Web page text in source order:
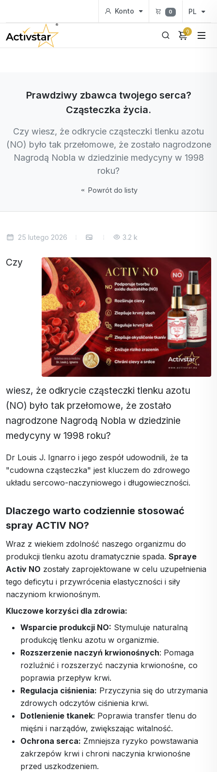
Konto 0 PL
0
Prawdziwy zbawca twojego serca?
Cząsteczka życia.
Czy wiesz, że odkrycie cząsteczki tlenku azotu
(NO) było tak przełomowe, że zostało nagrodzone
Nagrodą Nobla w dziedzinie medycyny w 1998
roku?
Powrót do listy
25 lutego 2026 3.2 k
Czy
wiesz, że odkrycie cząsteczki tlenku azotu
(NO) było tak przełomowe, że zostało
nagrodzone Nagrodą Nobla w dziedzinie
medycyny w 1998 roku?
Dr Louis J. Ignarro i jego zespół udowodnili, że ta
"cudowna cząsteczka" jest kluczem do zdrowego
układu sercowo-naczyniowego i długowieczności.
Dlaczego warto codziennie stosować
spray ACTIV NO?
Wraz z wiekiem zdolność naszego organizmu do
produkcji tlenku azotu dramatycznie spada. Spraye
Activ NO zostały zaprojektowane w celu uzupełnienia
tego deficytu i przywrócenia elastyczności i siły
naczyniom krwionośnym.
Kluczowe korzyści dla zdrowia:
Wsparcie produkcji NO: Stymuluje naturalną
produkcję tlenku azotu w organizmie.
Rozszerzenie naczyń krwionośnych: Pomaga
rozluźnić i rozszerzyć naczynia krwionośne, co
poprawia przepływ krwi.
Regulacja ciśnienia: Przyczynia się do utrzymania
zdrowych odczytów ciśnienia krwi.
Dotlenienie tkanek: Poprawia transfer tlenu do
mięśni i narządów, zwiększając witalność.
Ochrona serca: Zmniejsza ryzyko powstawania
zakrzepów krwi i chroni naczynia krwionośne
przed uszkodzeniem.